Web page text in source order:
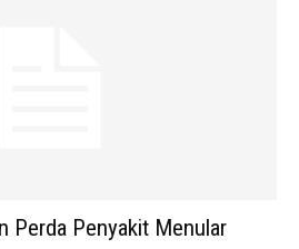
Perda Penyakit Menular